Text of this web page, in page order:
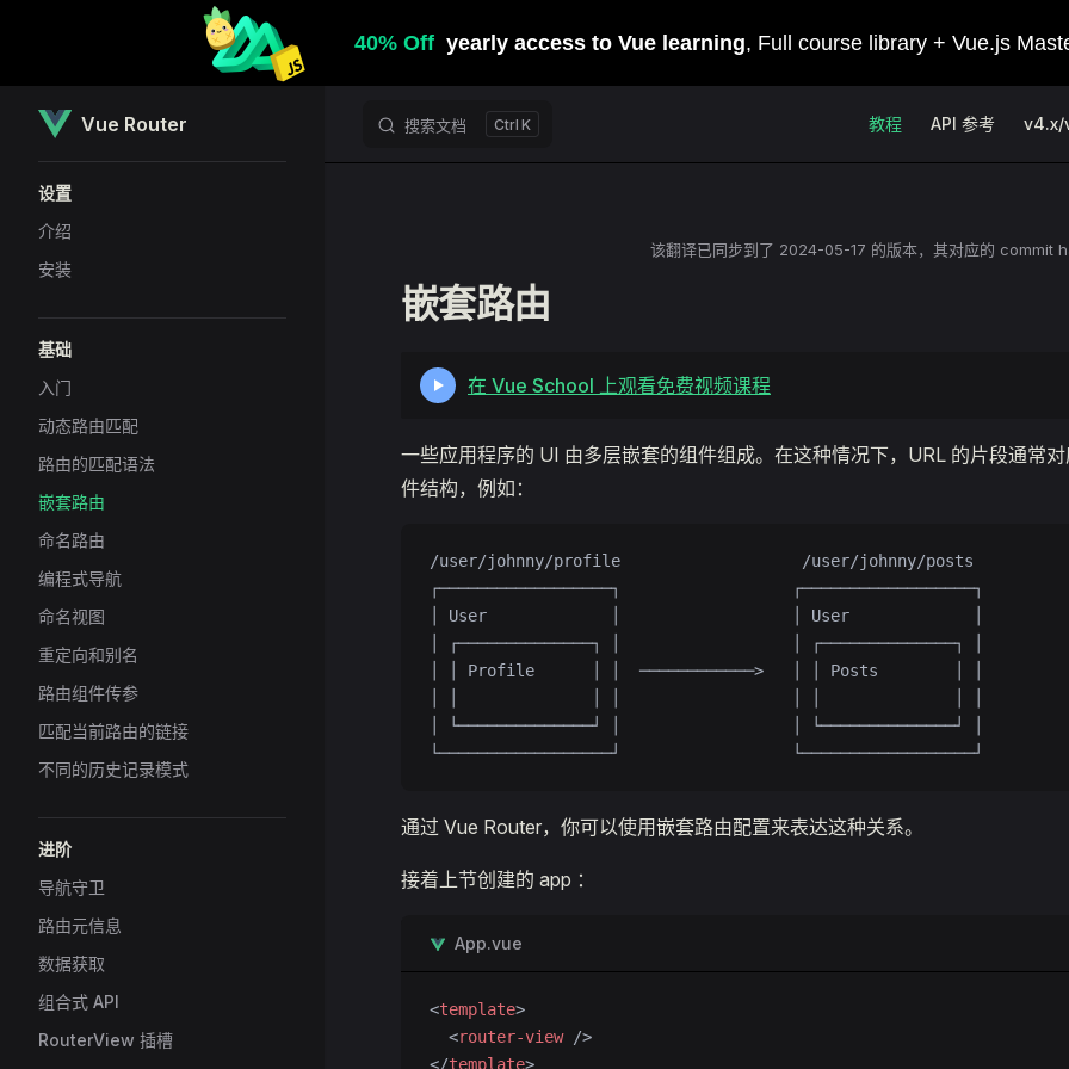
Vue Router 搜索文档 K 教程 API 参考 v4.x/
设置
介绍
安装
基础
入门
动态路由匹配
路由的匹配语法
嵌套路由
命名路由
编程式导航
命名视图
重定向和别名
路由组件传参
匹配当前路由的链接
不同的历史记录模式
进阶
导航守卫
路由元信息
数据获取
组合式 API
RouterView 插槽
该翻译已同步到了 2024-05-17 的版本，其对应的 commit
嵌套路由
在 Vue School 上观看免费视频课程
一些应用程序的 UI 由多层嵌套的组件组成。在这种情况下，URL 的片段通常
件结构，例如：
/user/johnny/profile                   /user/johnny/posts
┌──────────────────┐                  ┌──────────────────┐
│ User             │                  │ User             │
│ ┌──────────────┐ │                  │ ┌──────────────┐ │
│ │ Profile      │ │  ────────────>   │ │ Posts        │ │
│ └──────────────┘ │                  │ └──────────────┘ │
└──────────────────┘                  └──────────────────┘
通过 Vue Router，你可以使用嵌套路由配置来表达这种关系。
接着上节创建的 app ：
App.vue
<template>
  <
router-view />
</template>